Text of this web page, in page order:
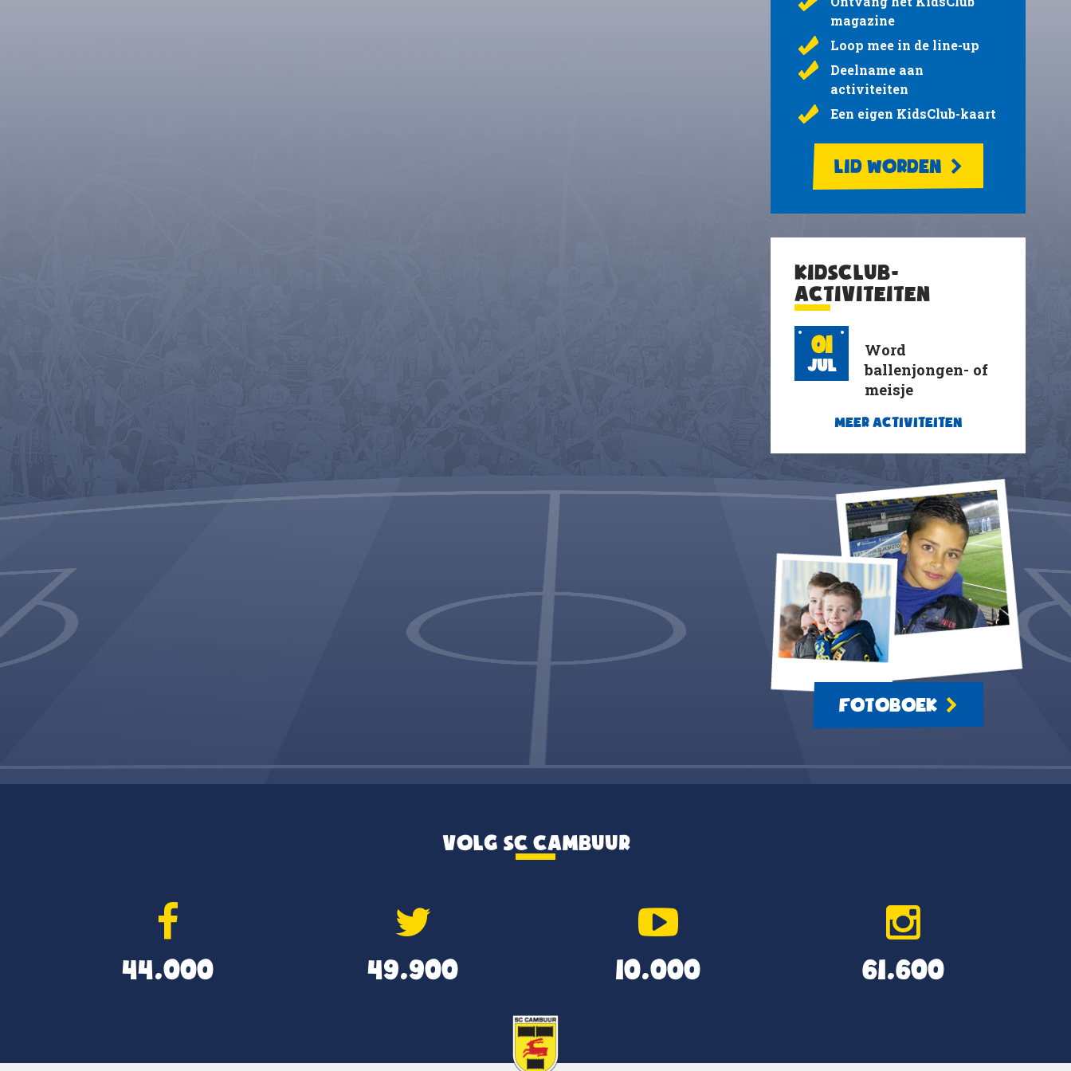
magazine
Loop mee in de line-up
Deelname aan
activiteiten
Een eigen KidsClub-kaart
LID WORDEN
KIDSCLUB-
ACTIVITEITEN
01
Jul
Word
ballenjongen- of
meisje
MEER ACTIVITEITEN
FOTOBOEK
VOLG SC CAMBUUR
44.000 49.900 10.000 61.600